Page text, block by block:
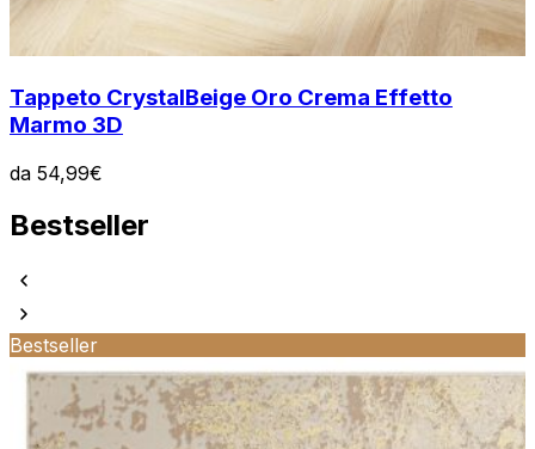
Tappeto CrystalBeige Oro Crema Effetto
Marmo 3D
da 54,99€
Bestseller
Bestseller